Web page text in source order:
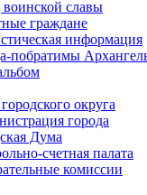
воинской славы
граждане
информация
побратимы
округа
города
Дума
счетная палата
комиссии